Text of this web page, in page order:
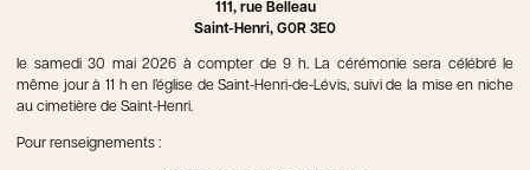
111, rue Belleau
Saint-Henri, G0R 3E0
le samedi 30 mai 2026 à compter de 9 h. La cérémonie sera célébré le
même jour à 11 h en l’église de Saint-Henri-de-Lévis, suivi de la mise en niche
au cimetière de Saint-Henri.
Pour renseignements :